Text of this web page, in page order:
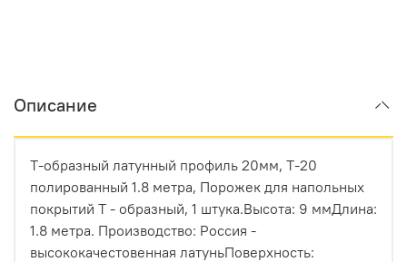
Описание
Т-образный латунный профиль 20мм, Т-20
полированный 1.8 метра, Порожек для напольных
покрытий Т - образный, 1 штука.Высота: 9 ммДлина:
1.8 метра. Производство: Россия -
высококачестовенная латуньПоверхность: